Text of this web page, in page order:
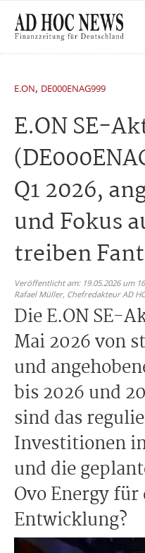
E.ON, DE000ENAG999
E.ON SE-
Q1 2026,
und Fokus
treiben
Veröffentlicht am: 19.05.2026 um
Rafael Müller, Chefredakteur AD
Die E.ON SE-
Mai 2026 von
und
bis 2026 und
sind das
Investitionen
und die
Ovo Energy
Entwicklung?